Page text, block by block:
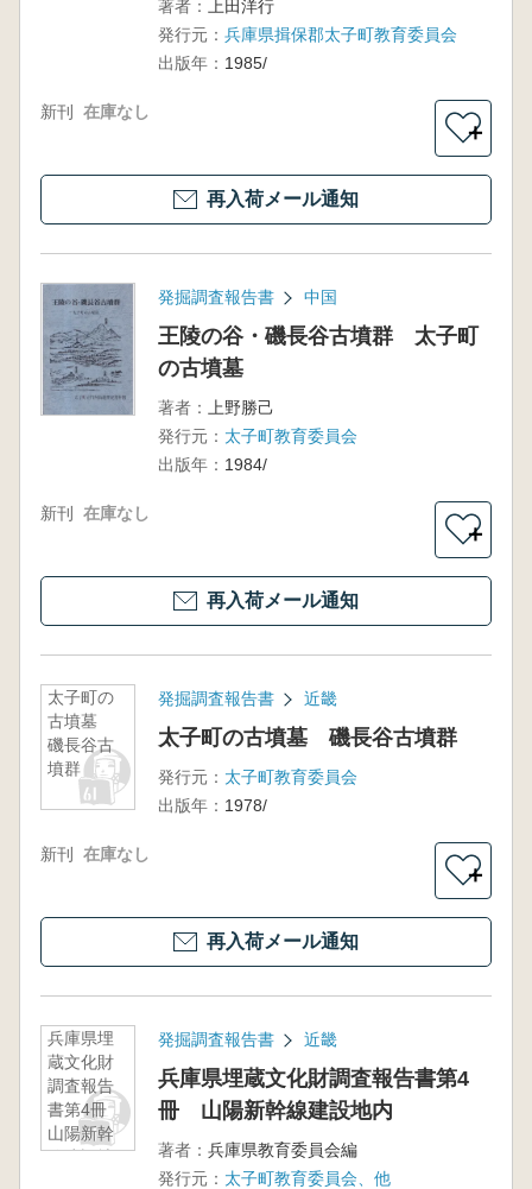
著者：
上田洋行
発行元： 兵庫県揖保郡太子町教育委員会
出版年： 1985/
新刊 在庫なし
＋
再入荷メール通知
発掘調査報告書 中国
王陵の谷・磯長谷古墳群 太子町
の古墳墓
著者：
上野勝己
発行元： 太子町教育委員会
出版年： 1984/
新刊 在庫なし
＋
再入荷メール通知
太子町の
古墳墓
磯長谷古
墳群
発掘調査報告書 近畿
太子町の古墳墓 磯長谷古墳群
発行元： 太子町教育委員会
出版年： 1978/
新刊 在庫なし
＋
再入荷メール通知
兵庫県埋
蔵文化財
調査報告
書第4冊
山陽新幹
線建設地
発掘調査報告書 近畿
兵庫県埋蔵文化財調査報告書第4
冊 山陽新幹線建設地内
著者： 兵庫県教育委員会編
発行元： 太子町教育委員会、他